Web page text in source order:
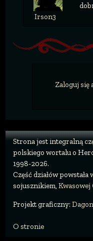
Irson3
Zaloguj się
Strona jest integralną
polskiego wortalu o
1998-2026.
Część działów
sojusznikiem, Kwasowej
Projekt graficzny: Dagon
O stronie